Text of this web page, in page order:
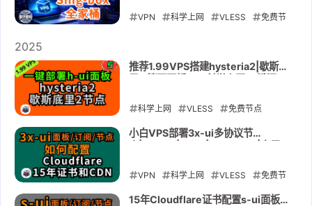
美国原生IP
VPN 科学上网 VLESS 免费节
Reality Hysteria2 s-ui
2026-04-15
2025
推荐1.99VPS搭建hysteria2|歇斯底
度的降低hysteria使用难道
科学上网 VLESS 免费节点
Cloudflare 免费vps VMess
书 tls
2025-04-18
小白VPS部署3x-ui多协议节
CDN使用
VPN 科学上网 VLESS 免费节
点 Cloudflare 免费vps VMess
15年Cloudflare证书配置s-ui面板